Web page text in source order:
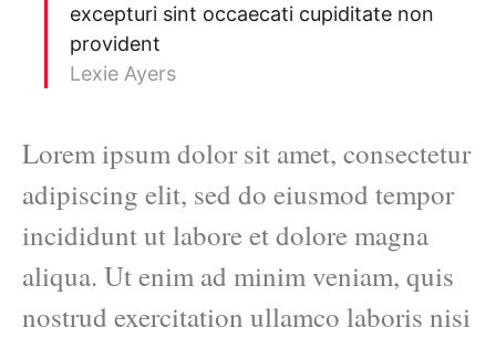
excepturi sint occaecati cupiditate non
provident
Lexie Ayers
Lorem ipsum dolor sit amet, consectetur
adipiscing elit, sed do eiusmod tempor
incididunt ut labore et dolore magna
aliqua. Ut enim ad minim veniam, quis
nostrud exercitation ullamco laboris nisi